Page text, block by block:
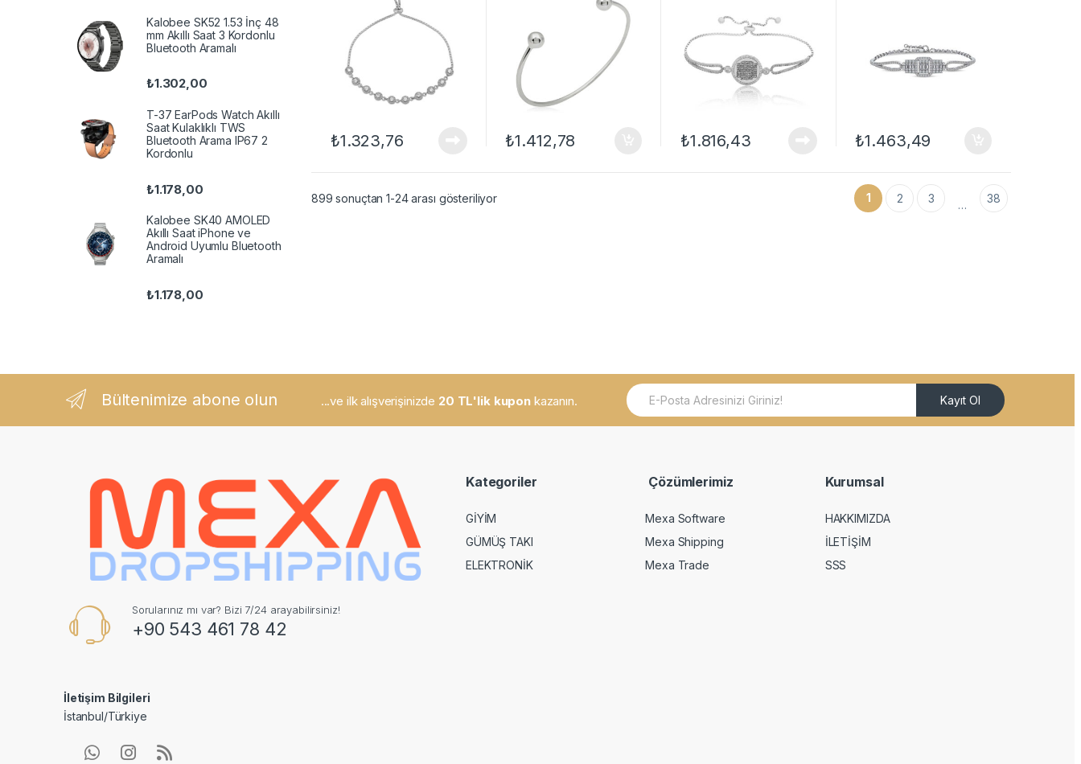
₺1.323,76 ₺1.412,78 ₺1.816,43 ₺1.463,49
899 sonuçtan 1-24 arası gösteriliyor 1 2 3 … 38
Kalobee SK52 1.53 İnç 48
mm Akıllı Saat 3 Kordonlu
Bluetooth Aramalı
₺1.302,00
T-37 EarPods Watch Akıllı
Saat Kulaklıklı TWS
Bluetooth Arama IP67 2
Kordonlu
₺1.178,00
Kalobee SK40 AMOLED
Akıllı Saat iPhone ve
Android Uyumlu Bluetooth
Aramalı
₺1.178,00
Bültenimize abone olun ...ve ilk alışverişinizde 20 TL'lik kuponkazanın.
E
m
Kayıt Ol
Sorularınız mı var? Bizi 7/24 arayabilirsiniz!
+90 543 461 78 42
İletişim Bilgileri
İstanbul/Türkiye
Kategoriler
GİYİM
GÜMÜŞ TAKI
ELEKTRONİK
Çözümlerimiz
Mexa Software
Mexa Shipping
Mexa Trade
Kurumsal
HAKKIMIZDA
İLETİŞİM
SSS